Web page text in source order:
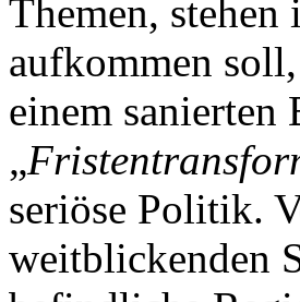
Themen,
aufkommen
einem sanierten
„
seriöse Politik.
weitblickenden